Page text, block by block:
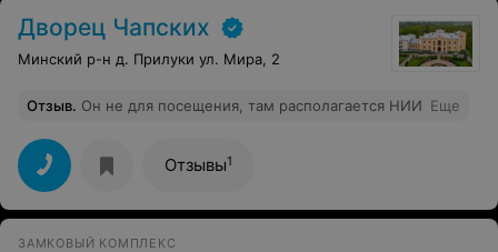
Дворец Чапских
Минский р-н д. Прилуки ул. Мира, 2
Отзыв. Он не для посещения, там располагается НИИ Еще
Отзывы1
ЗАМКОВЫЙ КОМПЛЕКС